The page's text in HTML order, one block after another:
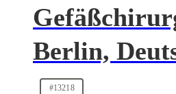
Berlin,
#13218